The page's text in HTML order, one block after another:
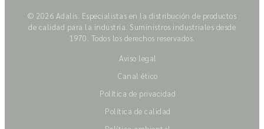
© 2026 Adalis. Especialistas en la distribución de productos
de calidad para la industria. Suministros industriales desde
1970. Todos los derechos reservados.
Aviso legal
Canal ético
Política de privacidad
Política de calidad